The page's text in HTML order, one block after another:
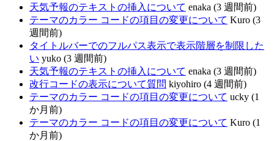
天気予報のテキストの挿入について enaka (3 週間前)
テーマのカラー コードの項目の変更について Kuro (3
週間前)
タイトルバーでのフルパス表示で表示階層を制限した
い yuko (3 週間前)
天気予報のテキストの挿入について enaka (3 週間前)
改行コードの表示について質問 kiyohiro (4 週間前)
テーマのカラー コードの項目の変更について ucky (1
か月前)
テーマのカラー コードの項目の変更について Kuro (1
か月前)